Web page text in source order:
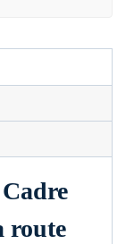
route